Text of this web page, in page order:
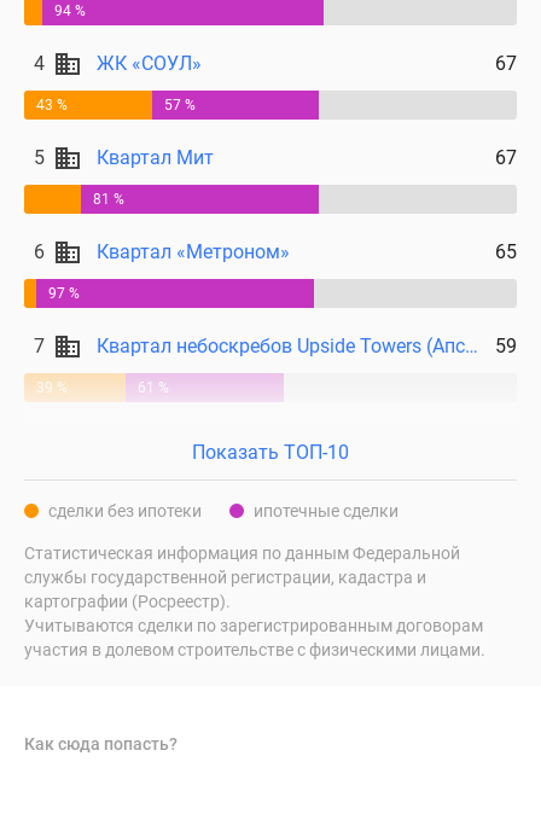
94 %
4 ЖК «СОУЛ» 67
43 % 57 %
5 Квартал Мит 67
81 %
6 Квартал «Метроном» 65
97 %
7 Квартал небоскребов Upside Towers (Апсайд Тауерс) 59
39 % 61 %
Показать ТОП-10
сделки без ипотеки ипотечные сделки
Статистическая информация по данным Федеральной
службы государственной регистрации, кадастра и
картографии (Росреестр).
Учитываются сделки по зарегистрированным договорам
участия в долевом строительстве с физическими лицами.
Как сюда попасть?